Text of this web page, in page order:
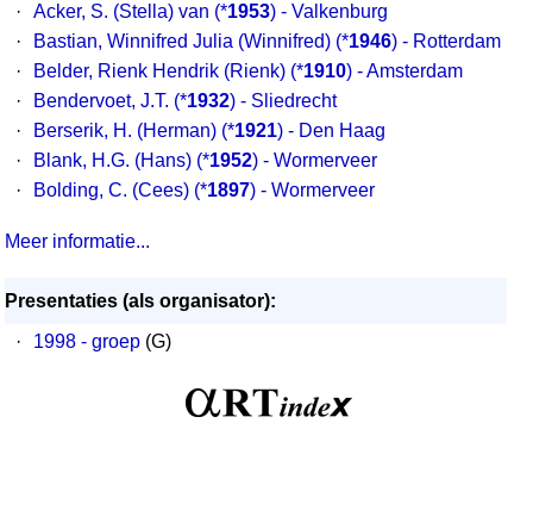
·
Acker, S. (Stella) van (*1953) - Valkenburg
·
Bastian, Winnifred Julia (Winnifred) (*1946) - Rotterdam
·
Belder, Rienk Hendrik (Rienk) (*1910) - Amsterdam
·
Bendervoet, J.T. (*1932) - Sliedrecht
·
Berserik, H. (Herman) (*1921) - Den Haag
·
Blank, H.G. (Hans) (*1952) - Wormerveer
·
Bolding, C. (Cees) (*1897) - Wormerveer
Meer informatie...
Presentaties (als organisator):
·
1998 - groep (G)